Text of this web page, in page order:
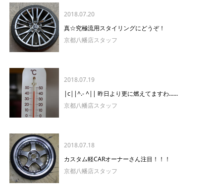
2018.07.20
真☆究極流用スタイリングにどうぞ！
京都八幡店スタッフ
2018.07.19
|c||^.- ^|| 昨日より更に燃えてますわ......
京都八幡店スタッフ
2018.07.18
カスタム軽CARオーナーさん注目！！！
京都八幡店スタッフ